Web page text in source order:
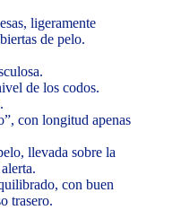
ligeramente
de pelo.
de los codos.
con longitud apenas
llevada sobre la
con buen
trasero.